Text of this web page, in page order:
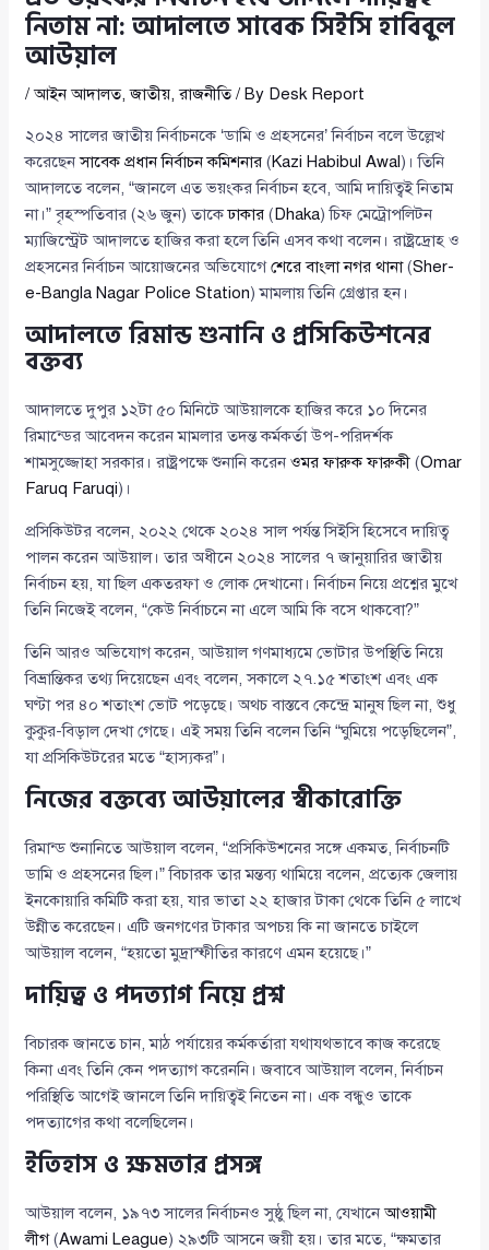
নিতাম না: আদালতে সাবেক সিইসি হাবিবুল
আউয়াল
/আইন আদালত,জাতীয়,রাজনীতি/ By Desk Report
২০২৪ সালের জাতীয় নির্বাচনকে ‘ডামি ও প্রহসনের’ নির্বাচন বলে উল্লেখ
করেছেনসাবেক প্রধান নির্বাচন কমিশনার (Kazi Habibul Awal)। তিনি
আদালতে বলেন, “জানলে এত ভয়ংকর নির্বাচন হবে, আমি দায়িত্বই নিতাম
না।” বৃহস্পতিবার (২৬ জুন) তাকেঢাকার (Dhaka) চিফ মেট্রোপলিটন
ম্যাজিস্ট্রেট আদালতে হাজির করা হলে তিনি এসব কথা বলেন। রাষ্ট্রদ্রোহ ও
প্রহসনের নির্বাচন আয়োজনের অভিযোগেশেরে বাংলা নগর থানা(Sher-
e-Bangla Nagar Police Station) মামলায় তিনি গ্রেপ্তার হন।
আদালতে রিমান্ড শুনানি ও প্রসিকিউশনের
বক্তব্য
আদালতে দুপুর ১২টা ৫০ মিনিটে আউয়ালকে হাজির করে ১০ দিনের
রিমান্ডের আবেদন করেন মামলার তদন্ত কর্মকর্তা উপ-পরিদর্শক
শামসুজ্জোহা সরকার। রাষ্ট্রপক্ষে শুনানি করেনওমর ফারুক ফারুকী (Omar
Faruq Faruqi)।
প্রসিকিউটর বলেন, ২০২২ থেকে ২০২৪ সাল পর্যন্ত সিইসি হিসেবে দায়িত্ব
পালন করেন আউয়াল। তার অধীনে ২০২৪ সালের ৭ জানুয়ারির জাতীয়
নির্বাচন হয়, যা ছিল একতরফা ও লোক দেখানো। নির্বাচন নিয়ে প্রশ্নের মুখে
তিনি নিজেই বলেন, “কেউ নির্বাচনে না এলে আমি কি বসে থাকবো?”
তিনি আরও অভিযোগ করেন, আউয়াল গণমাধ্যমে ভোটার উপস্থিতি নিয়ে
বিভ্রান্তিকর তথ্য দিয়েছেন এবং বলেন, সকালে ২৭.১৫ শতাংশ এবং এক
ঘণ্টা পর ৪০ শতাংশ ভোট পড়েছে। অথচ বাস্তবে কেন্দ্রে মানুষ ছিল না, শুধু
কুকুর-বিড়াল দেখা গেছে। এই সময় তিনি বলেন তিনি “ঘুমিয়ে পড়েছিলেন”,
যা প্রসিকিউটরের মতে “হাস্যকর”।
নিজের বক্তব্যে আউয়ালের স্বীকারোক্তি
রিমান্ড শুনানিতে আউয়াল বলেন, “প্রসিকিউশনের সঙ্গে একমত, নির্বাচনটি
ডামি ও প্রহসনের ছিল।” বিচারক তার মন্তব্য থামিয়ে বলেন, প্রত্যেক জেলায়
ইনকোয়ারি কমিটি করা হয়, যার ভাতা ২২ হাজার টাকা থেকে তিনি ৫ লাখে
উন্নীত করেছেন। এটি জনগণের টাকার অপচয় কি না জানতে চাইলে
আউয়াল বলেন, “হয়তো মুদ্রাস্ফীতির কারণে এমন হয়েছে।”
দায়িত্ব ও পদত্যাগ নিয়ে প্রশ্ন
বিচারক জানতে চান, মাঠ পর্যায়ের কর্মকর্তারা যথাযথভাবে কাজ করেছে
কিনা এবং তিনি কেন পদত্যাগ করেননি। জবাবে আউয়াল বলেন, নির্বাচন
পরিস্থিতি আগেই জানলে তিনি দায়িত্বই নিতেন না। এক বন্ধুও তাকে
পদত্যাগের কথা বলেছিলেন।
ইতিহাস ও ক্ষমতার প্রসঙ্গ
আউয়াল বলেন, ১৯৭৩ সালের নির্বাচনও সুষ্ঠু ছিল না, যেখানেআওয়ামী
লীগ(Awami League) ২৯৩টি আসনে জয়ী হয়। তার মতে, “ক্ষমতার